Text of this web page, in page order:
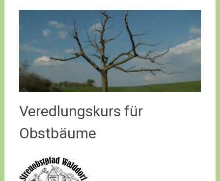
Veredlungskurs für
Obstbäume